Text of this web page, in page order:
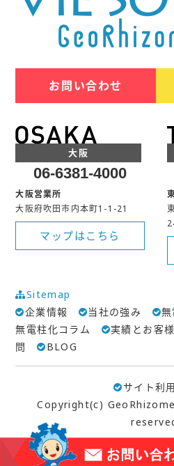
お問い合わせ
大阪
06-6381-4000
大阪営業所
大阪府吹田市内本町1-1-21
マップはこちら
Sitemap
企業情報
当社の強み
無電柱化コラム
実績とお客
問
BLOG
サイト利
Copyright(c)